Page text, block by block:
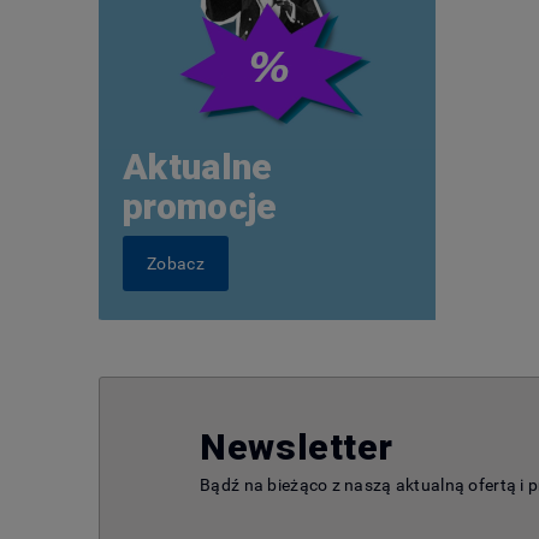
Aktualne
promocje
Zobacz
Newsletter
Bądź na bieżąco z naszą aktualną ofertą i